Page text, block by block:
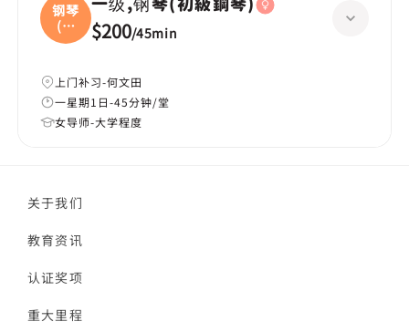
钢琴
(初
級
$200/45min
上门补习-何文田
一星期1日-45分钟/堂
女导师-大学程度
关于我们
教育资讯
认证奖项
重大里程